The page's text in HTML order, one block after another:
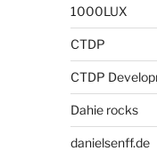
1000LUX
CTDP
CTDP
Dahie rocks
danielsenff.de